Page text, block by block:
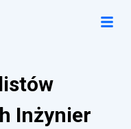
Inżynier